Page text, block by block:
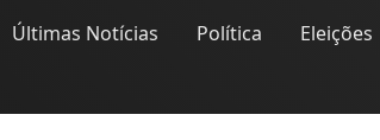
Últimas Notícias Política Eleições